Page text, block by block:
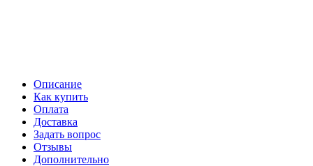
Описание
Как купить
Оплата
Доставка
Задать вопрос
Отзывы
Дополнительно